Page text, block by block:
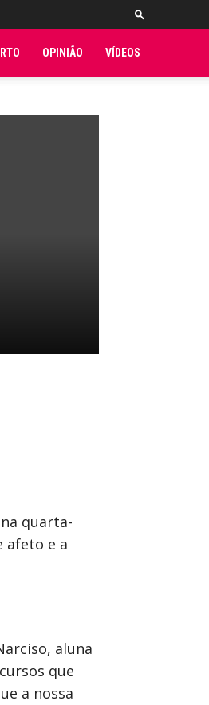
OPINIÃO VÍDEOS
quarta-
afeto e a
aluna
que
a nossa